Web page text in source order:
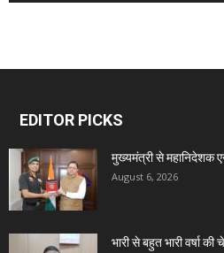
EDITOR PICKS
मुख्यमंत्री से महानिदेशक
August 6, 2026
भारी से बहुत भारी वर्षा